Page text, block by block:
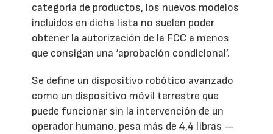
categoría de productos, los nuevos modelos
incluidos en dicha lista no suelen poder
obtener la autorización de la FCC a menos
que consigan una ‘aprobación condicional’.
Se define un dispositivo robótico avanzado
como un dispositivo móvil terrestre que
puede funcionar sin la intervención de un
operador humano, pesa más de 4,4 libras —